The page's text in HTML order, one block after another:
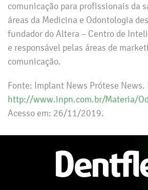
comunicação para profissionais da
áreas da Medicina e Odontologia
fundador do Altera – Centro de
e responsável pelas áreas de
comunicação.
Fonte: Implant News Prótese News.
http://www.inpn.com.br/Materia/
Acesso em: 26/11/2019.